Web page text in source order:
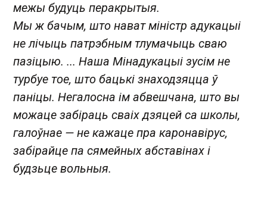
межы будуць перакрытыя.
Мы ж бачым, што нават міністр адукацыі
не лічыць патрэбным тлумачыць сваю
пазіцыю. ... Наша Мінадукацыі зусім не
турбуе тое, што бацькі знаходзяцца ў
паніцы. Негалосна ім абвешчана, што вы
можаце забіраць сваіх дзяцей са школы,
галоўнае — не кажаце пра каронавірус,
забірайце па сямейных абставінах і
будзьце вольныя.